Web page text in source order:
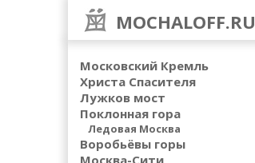
MOCHALOFF.RU
Московский Кремль
Христа Спасителя
Лужков мост
Поклонная гора
Ледовая Москва
Воробьёвы горы
Москва-Сити